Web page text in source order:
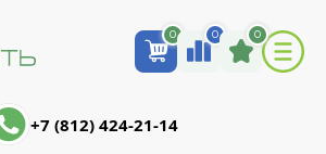
0 0 0
+7 (812) 424-21-14